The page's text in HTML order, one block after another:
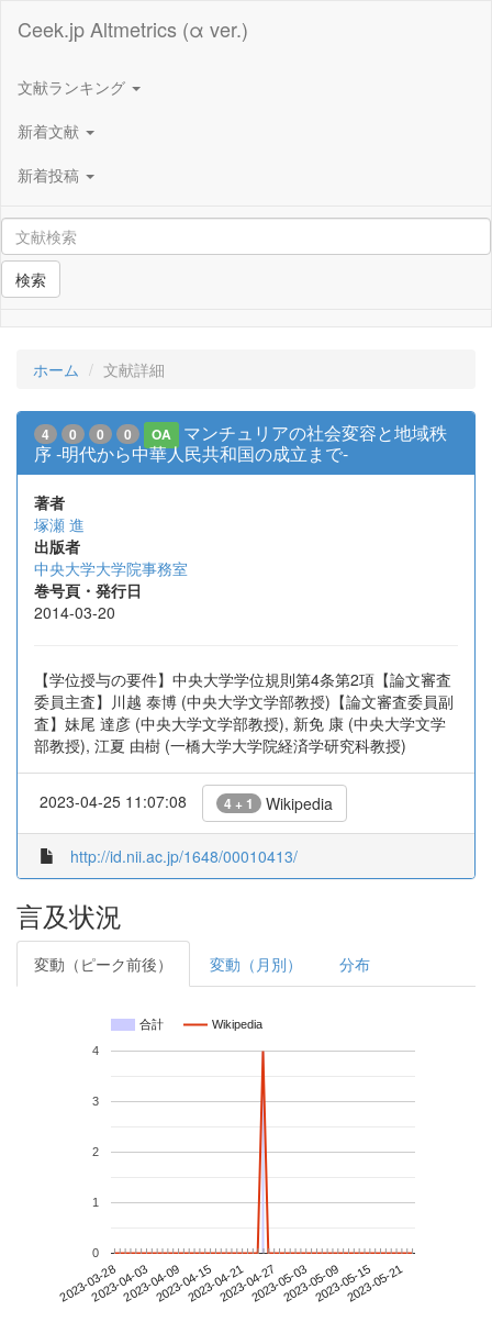
Ceek.jp Altmetrics (α ver.)
文献ランキング
新着文献
新着投稿
検索
ホーム 文献詳細
4 0 0 0 OA
マンチュリアの社会変容と地域秩
序 -明代から中華人民共和国の成立まで-
著者
塚瀬 進
出版者
中央大学大学院事務室
巻号頁・発行日
2014-03-20
【学位授与の要件】中央大学学位規則第4条第2項【論文審査
委員主査】川越 泰博 (中央大学文学部教授)【論文審査委員副
査】妹尾 達彦 (中央大学文学部教授), 新免 康 (中央大学文学
部教授), 江夏 由樹 (一橋大学大学院経済学研究科教授)
2023-04-25 11:07:08 4 + 1 Wikipedia
http://id.nii.ac.jp/1648/00010413/
言及状況
変動（ピーク前後） 変動（月別） 分布
合計 Wikipedia
2023-03-282023-04-032023-04-092023-04-152023-04-212023-04-272023-05-032023-05-092023-05-152023-05-21
0
1
2
3
4